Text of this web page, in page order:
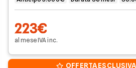
223€
al meseIVAinc.
OFFERTA